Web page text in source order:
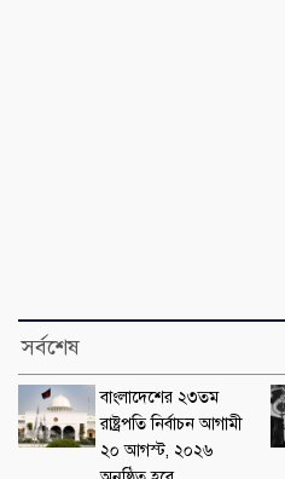
সর্বশেষ
বাংলাদেশের ২৩তম
রাষ্ট্রপতি নির্বাচন আগামী
২০ আগস্ট, ২০২৬